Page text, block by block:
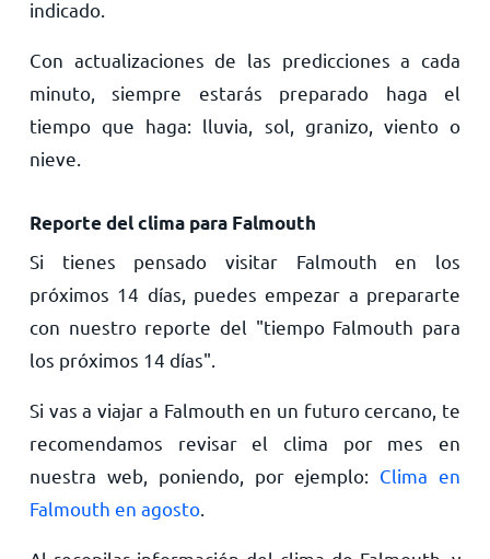
indicado.
Con actualizaciones de las predicciones a cada
minuto, siempre estarás preparado haga el
tiempo que haga: lluvia, sol, granizo, viento o
nieve.
Reporte del clima para Falmouth
Si tienes pensado visitar Falmouth en los
próximos 14 días, puedes empezar a prepararte
con nuestro reporte del "tiempo Falmouth para
los próximos 14 días".
Si vas a viajar a Falmouth en un futuro cercano, te
recomendamos revisar el clima por mes en
nuestra web, poniendo, por ejemplo: Clima en
Falmouth en agosto.